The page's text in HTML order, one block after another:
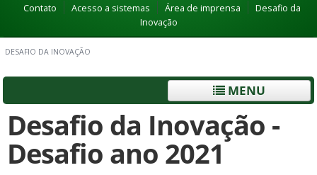
Contato Acesso a sistemas Área de imprensa
Desafio da
Inovação
DESAFIO DA INOVAÇÃO
MENU
Desafio da Inovação -
Desafio ano 2021